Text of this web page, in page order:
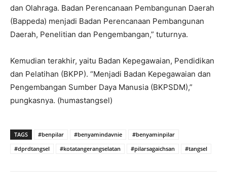
dan Olahraga. Badan Perencanaan Pembangunan Daerah
(Bappeda) menjadi Badan Perencanaan Pembangunan
Daerah, Penelitian dan Pengembangan,” tuturnya.
Kemudian terakhir, yaitu Badan Kepegawaian, Pendidikan
dan Pelatihan (BKPP). “Menjadi Badan Kepegawaian dan
Pengembangan Sumber Daya Manusia (BKPSDM),”
pungkasnya. (humastangsel)
TAGS #benpilar #benyamindavnie
#benyaminpilar
#dprdtangsel
#kotatangerangselatan #pilarsagaichsan #tangsel